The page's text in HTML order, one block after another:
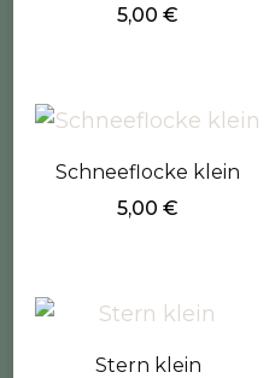
5,00€
Schneeflocke klein
5,00€
Stern klein